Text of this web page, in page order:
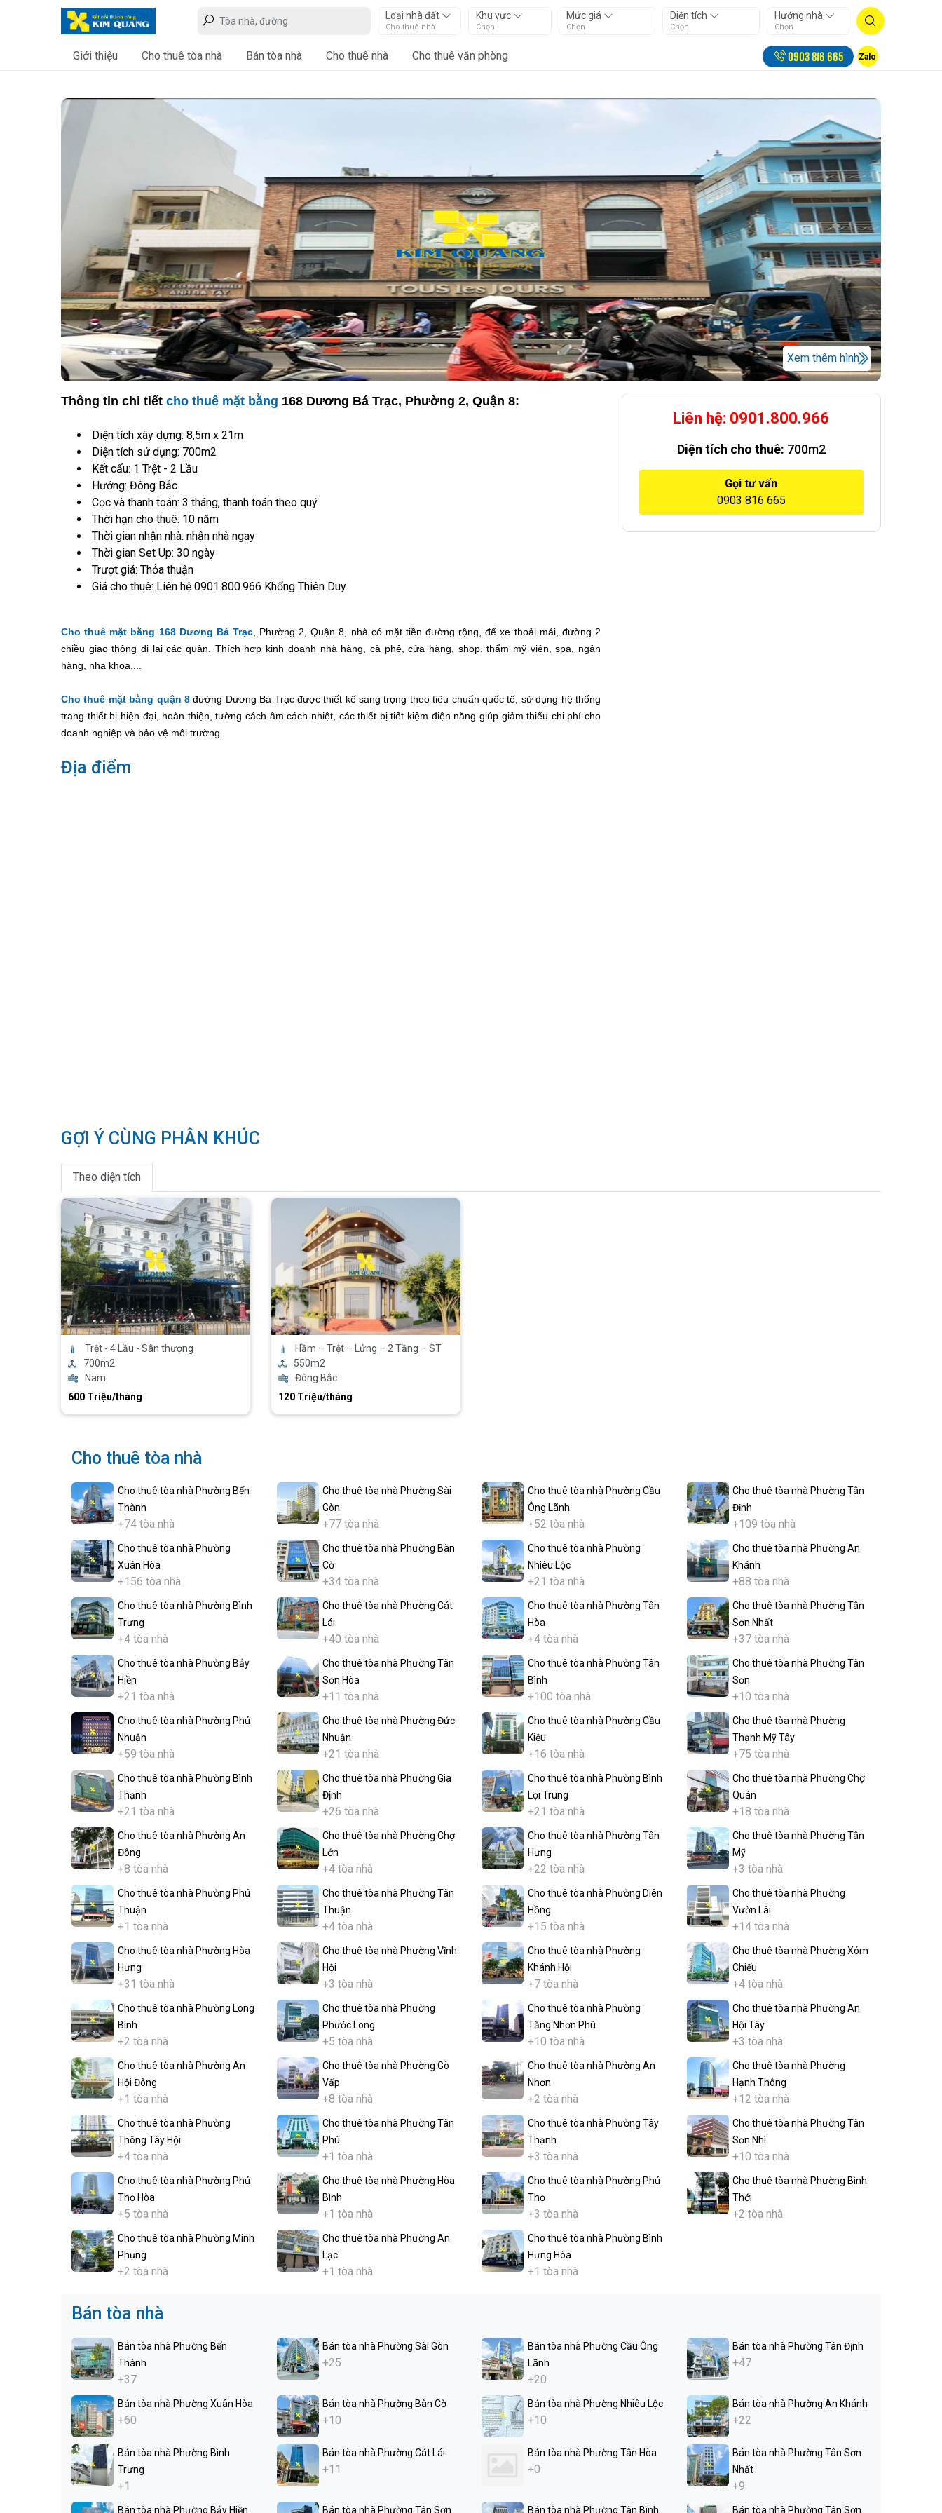
Loại nhà đất
Cho thuê nhà
Khu vực
Chọn
Mức giá
Chọn
Diện tích
Chọn
Hướng nhà
Chọn
Giới thiệu Cho thuê tòa nhà Bán tòa nhà Cho thuê nhà Cho thuê văn phòng 0903 816 665 Zalo
Xem thêm hình
Thông tin chi tiết cho thuê mặt bằng 168 Dương Bá Trạc, Phường 2, Quận 8:
Diện tích xây dựng: 8,5m x 21m
Diện tích sử dụng: 700m2
Kết cấu: 1 Trệt - 2 Lầu
Hướng: Đông Bắc
Cọc và thanh toán: 3 tháng, thanh toán theo quý
Thời hạn cho thuê: 10 năm
Thời gian nhận nhà: nhận nhà ngay
Thời gian Set Up: 30 ngày
Trượt giá: Thỏa thuận
Giá cho thuê: Liên hệ 0901.800.966 Khổng Thiên Duy
Cho thuê mặt bằng 168 Dương Bá Trạc, Phường 2, Quận 8, nhà có mặt tiền đường rộng, để xe thoải mái, đường 2
chiều giao thông đi lại các quận. Thích hợp kinh doanh nhà hàng, cà phê, cửa hàng, shop, thẩm mỹ viện, spa, ngân
hàng, nha khoa,...
Cho thuê mặt bằng quận 8đường Dương Bá Trạc được thiết kế sang trọng theo tiêu chuẩn quốc tế, sử dụng hệ thống
trang thiết bị hiện đại, hoàn thiện, tường cách âm cách nhiệt, các thiết bị tiết kiệm điện năng giúp giảm thiểu chi phí cho
doanh nghiệp và bảo vệ môi trường.
Liên hệ: 0901.800.966
Diện tích cho thuê: 700m2
Gọi tư vấn
0903 816 665
Địa điểm
GỢI Ý CÙNG PHÂN KHÚC
Theo diện tích
Trệt - 4 Lầu - Sân thượng
700m2
Nam
600 Triệu/tháng
Hầm – Trệt – Lửng – 2 Tầng – ST
550m2
Đông Bắc
120 Triệu/tháng
Cho thuê tòa nhà
Cho thuê tòa nhà Phường Bến
Thành
+74 tòa nhà
Cho thuê tòa nhà Phường Sài
Gòn
+77 tòa nhà
Cho thuê tòa nhà Phường Cầu
Ông Lãnh
+52 tòa nhà
Cho thuê tòa nhà Phường Tân
Định
+109 tòa nhà
Cho thuê tòa nhà Phường
Xuân Hòa
+156 tòa nhà
Cho thuê tòa nhà Phường Bàn
Cờ
+34 tòa nhà
Cho thuê tòa nhà Phường
Nhiêu Lộc
+21 tòa nhà
Cho thuê tòa nhà Phường An
Khánh
+88 tòa nhà
Cho thuê tòa nhà Phường Bình
Trưng
+4 tòa nhà
Cho thuê tòa nhà Phường Cát
Lái
+40 tòa nhà
Cho thuê tòa nhà Phường Tân
Hòa
+4 tòa nhà
Cho thuê tòa nhà Phường Tân
Sơn Nhất
+37 tòa nhà
Cho thuê tòa nhà Phường Bảy
Hiền
+21 tòa nhà
Cho thuê tòa nhà Phường Tân
Sơn Hòa
+11 tòa nhà
Cho thuê tòa nhà Phường Tân
Bình
+100 tòa nhà
Cho thuê tòa nhà Phường Tân
Sơn
+10 tòa nhà
Cho thuê tòa nhà Phường Phú
Nhuận
+59 tòa nhà
Cho thuê tòa nhà Phường Đức
Nhuận
+21 tòa nhà
Cho thuê tòa nhà Phường Cầu
Kiệu
+16 tòa nhà
Cho thuê tòa nhà Phường
Thạnh Mỹ Tây
+75 tòa nhà
Cho thuê tòa nhà Phường Bình
Thạnh
+21 tòa nhà
Cho thuê tòa nhà Phường Gia
Định
+26 tòa nhà
Cho thuê tòa nhà Phường Bình
Lợi Trung
+21 tòa nhà
Cho thuê tòa nhà Phường Chợ
Quán
+18 tòa nhà
Cho thuê tòa nhà Phường An
Đông
+8 tòa nhà
Cho thuê tòa nhà Phường Chợ
Lớn
+4 tòa nhà
Cho thuê tòa nhà Phường Tân
Hưng
+22 tòa nhà
Cho thuê tòa nhà Phường Tân
Mỹ
+3 tòa nhà
Cho thuê tòa nhà Phường Phú
Thuận
+1 tòa nhà
Cho thuê tòa nhà Phường Tân
Thuận
+4 tòa nhà
Cho thuê tòa nhà Phường Diên
Hồng
+15 tòa nhà
Cho thuê tòa nhà Phường
Vườn Lài
+14 tòa nhà
Cho thuê tòa nhà Phường Hòa
Hưng
+31 tòa nhà
Cho thuê tòa nhà Phường Vĩnh
Hội
+3 tòa nhà
Cho thuê tòa nhà Phường
Khánh Hội
+7 tòa nhà
Cho thuê tòa nhà Phường Xóm
Chiếu
+4 tòa nhà
Cho thuê tòa nhà Phường Long
Bình
+2 tòa nhà
Cho thuê tòa nhà Phường
Phước Long
+5 tòa nhà
Cho thuê tòa nhà Phường
Tăng Nhơn Phú
+10 tòa nhà
Cho thuê tòa nhà Phường An
Hội Tây
+3 tòa nhà
Cho thuê tòa nhà Phường An
Hội Đông
+1 tòa nhà
Cho thuê tòa nhà Phường Gò
Vấp
+8 tòa nhà
Cho thuê tòa nhà Phường An
Nhơn
+2 tòa nhà
Cho thuê tòa nhà Phường
Hạnh Thông
+12 tòa nhà
Cho thuê tòa nhà Phường
Thông Tây Hội
+4 tòa nhà
Cho thuê tòa nhà Phường Tân
Phú
+1 tòa nhà
Cho thuê tòa nhà Phường Tây
Thạnh
+3 tòa nhà
Cho thuê tòa nhà Phường Tân
Sơn Nhì
+10 tòa nhà
Cho thuê tòa nhà Phường Phú
Thọ Hòa
+5 tòa nhà
Cho thuê tòa nhà Phường Hòa
Bình
+1 tòa nhà
Cho thuê tòa nhà Phường Phú
Thọ
+3 tòa nhà
Cho thuê tòa nhà Phường Bình
Thới
+2 tòa nhà
Cho thuê tòa nhà Phường Minh
Phụng
+2 tòa nhà
Cho thuê tòa nhà Phường An
Lạc
+1 tòa nhà
Cho thuê tòa nhà Phường Bình
Hưng Hòa
+1 tòa nhà
Bán tòa nhà
Bán tòa nhà Phường Bến
Thành
+37
Bán tòa nhà Phường Sài Gòn
+25
Bán tòa nhà Phường Cầu Ông
Lãnh
+20
Bán tòa nhà Phường Tân Định
+47
Bán tòa nhà Phường Xuân Hòa
+60
Bán tòa nhà Phường Bàn Cờ
+10
Bán tòa nhà Phường Nhiêu Lộc
+10
Bán tòa nhà Phường An Khánh
+22
Bán tòa nhà Phường Bình
Trưng
+1
Bán tòa nhà Phường Cát Lái
+11
Bán tòa nhà Phường Tân Hòa
+0
Bán tòa nhà Phường Tân Sơn
Nhất
+9
Bán tòa nhà Phường Bảy Hiền Bán tòa nhà Phường Tân Sơn Bán tòa nhà Phường Tân Bình Bán tòa nhà Phường Tân Sơn